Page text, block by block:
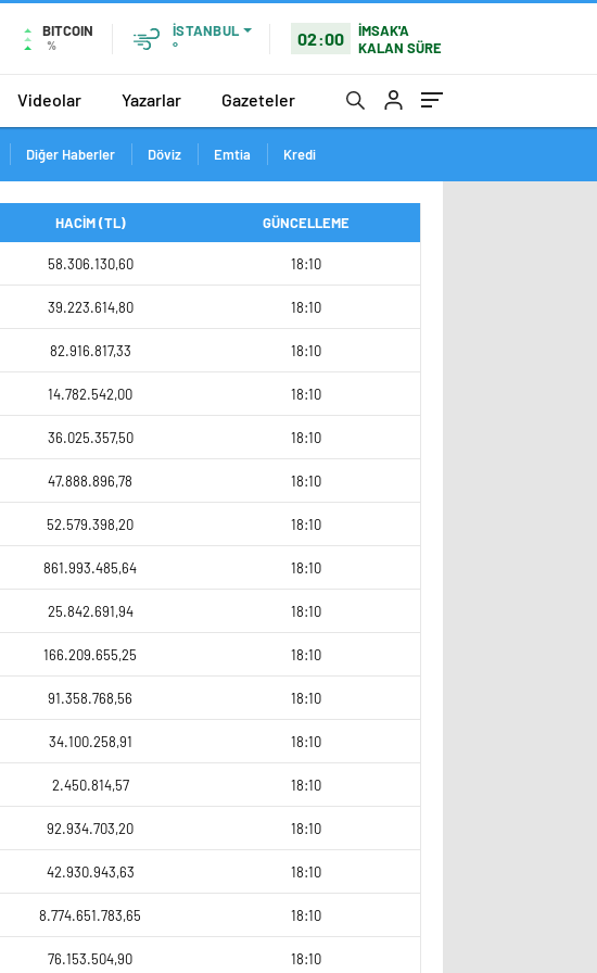
BITCOIN
%
İSTANBUL
°
02:00
İMSAK'A
KALAN SÜRE
Videolar Yazarlar Gazeteler
Diğer Haberler Döviz Emtia Kredi
HACİM (TL) GÜNCELLEME
58.306.130,60 18:10
39.223.614,80 18:10
82.916.817,33 18:10
14.782.542,00 18:10
36.025.357,50 18:10
47.888.896,78 18:10
52.579.398,20 18:10
861.993.485,64 18:10
25.842.691,94 18:10
166.209.655,25 18:10
91.358.768,56 18:10
34.100.258,91 18:10
2.450.814,57 18:10
92.934.703,20 18:10
42.930.943,63 18:10
8.774.651.783,65 18:10
76.153.504,90 18:10